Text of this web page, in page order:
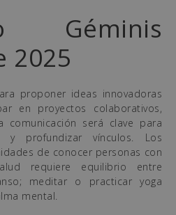
Géminis
2025
proponer ideas innovadoras
en proyectos colaborativos,
comunicación será clave para
y profundizar vínculos. Los
de conocer personas con
requiere equilibrio entre
meditar o practicar yoga
mental.